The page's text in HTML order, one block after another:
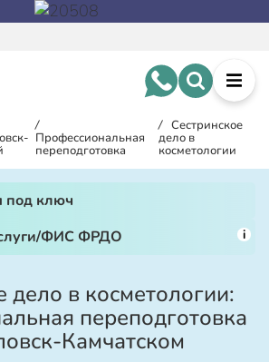
/
Профессиональная
переподготовка
/ Сестринское
дело в
косметологии
под ключ
ФИС ФРДО
i
дело в косметологии:
переподготовка
Камчатском